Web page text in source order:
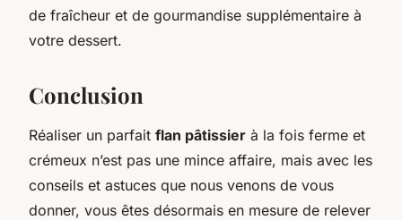
de fraîcheur et de gourmandise supplémentaire à
votre dessert.
Conclusion
Réaliser un parfait flan pâtissier à la fois ferme et
crémeux n’est pas une mince affaire, mais avec les
conseils et astuces que nous venons de vous
donner, vous êtes désormais en mesure de relever